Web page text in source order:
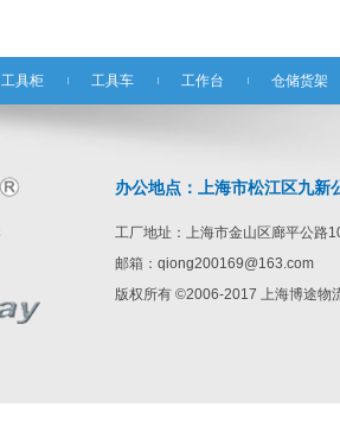
工具柜 工具车 工作台 仓储货架
办公地点：上海市松江区九
工厂地址：上海市金山区廊平公路
邮箱：qiong200169@163.com
版权所有 ©2006-2017 上海博途物